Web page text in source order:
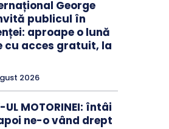
George
publicul în
aproape o lună
cu acces gratuit, la
2026
UL MOTORINEI: întâi
ne-o vând drept